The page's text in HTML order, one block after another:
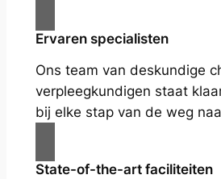
Ervaren specialisten
Ons team van deskundige
verpleegkundigen staat
bij elke stap van de weg
State-of-the-art faciliteiten